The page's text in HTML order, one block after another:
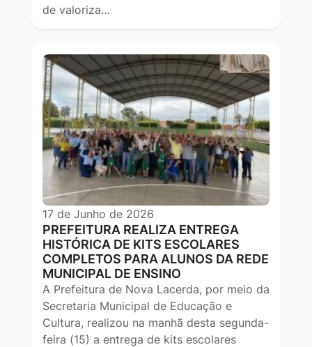
de valoriza…
17 de Junho de 2026
PREFEITURA REALIZA ENTREGA
HISTÓRICA DE KITS ESCOLARES
COMPLETOS PARA ALUNOS DA REDE
MUNICIPAL DE ENSINO
A Prefeitura de Nova Lacerda, por meio da
Secretaria Municipal de Educação e
Cultura, realizou na manhã desta segunda-
feira (15) a entrega de kits escolares